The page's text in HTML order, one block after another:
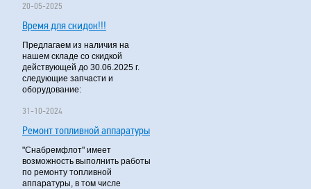
20-05-2025
Время для скидок!!!
Предлагаем из наличия на
нашем складе со скидкой
действующей до 30.06.2025 г.
следующие запчасти и
оборудование:
31-10-2024
Ремонт топливной аппаратуры
"Снабремфлот" имеет
возможность выполнить работы
по ремонту топливной
аппаратуры, в том числе